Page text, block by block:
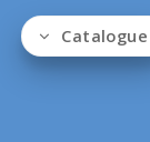
Chính sách